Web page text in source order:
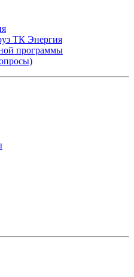
ТК Энергия
программы